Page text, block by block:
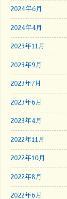
2024年6月
2024年4月
2023年11月
2023年9月
2023年7月
2023年6月
2023年4月
2022年11月
2022年10月
2022年8月
2022年6月